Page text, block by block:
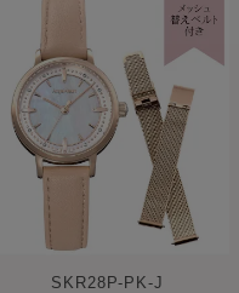
SKR28P-PK-J